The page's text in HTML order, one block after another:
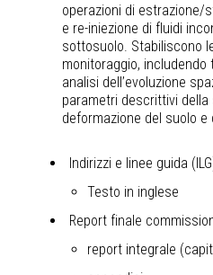
operazioni di estrazione/
e re-iniezione di fluidi
sottosuolo. Stabiliscono
monitoraggio,
analisi dell’evoluzione
parametri descrittivi della
deformazione del suolo
Indirizzi e linee guida
Testo in inglese
Report finale
report integrale